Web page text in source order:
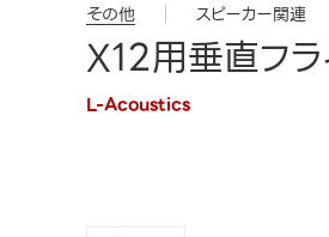
その他 スピーカー関連
X12用垂直フ
L-Acoustics